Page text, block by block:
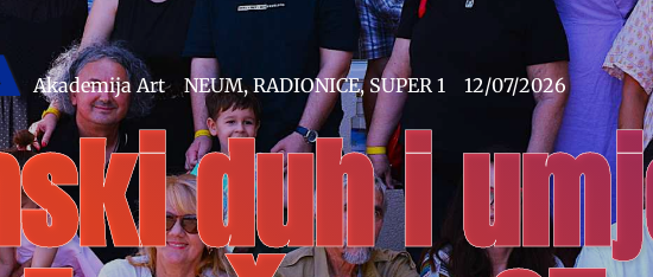
Akademija Art NEUM,RADIONICE,SUPER 1 12/07/2026
duh i